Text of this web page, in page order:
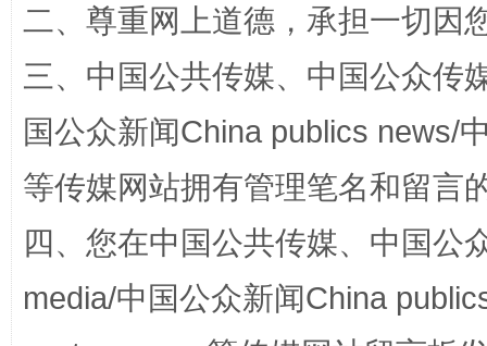
二、尊重网上道德，承担一切因
三、中国公共传媒、中国公众传
国公众新闻China publics news/
等传媒网站拥有管理笔名和留言
四、您在中国公共传媒、中国公
media/中国公众新闻China